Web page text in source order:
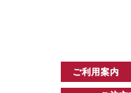
ご利用案内